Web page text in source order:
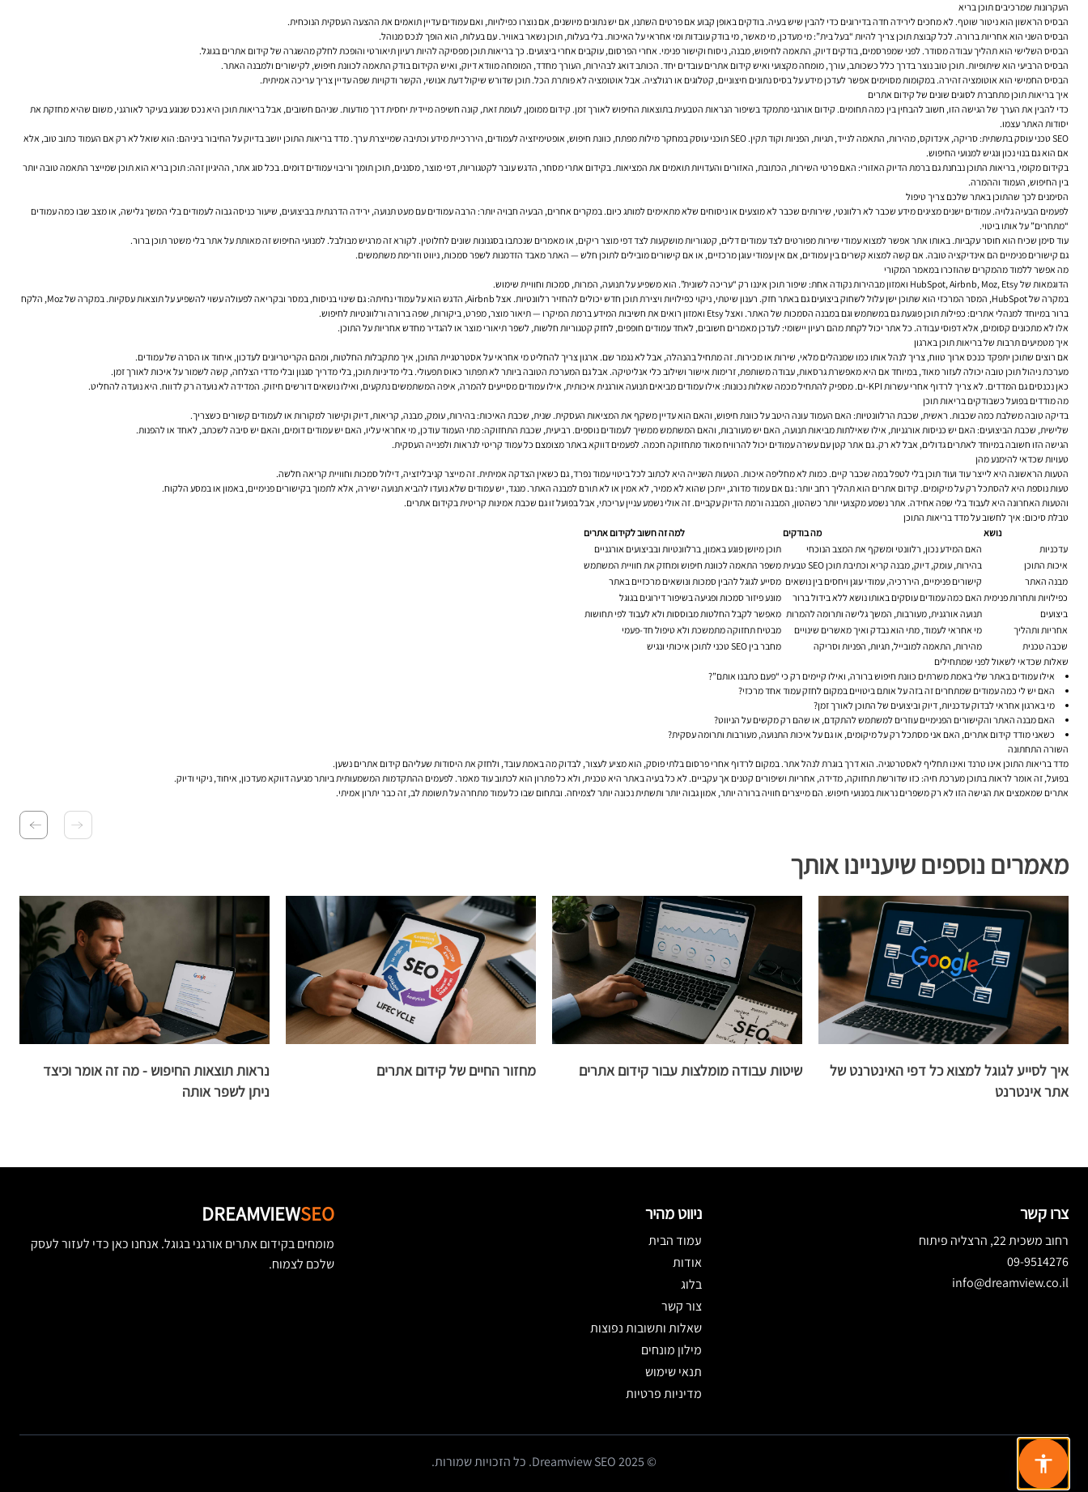
העקרונות שמרכיבים תוכן בריא
הבסיס הראשון הוא ניטור שוטף. לא מחכים לירידה חדה בדירוגים כדי להבין שיש בעיה. בודקים באופן קבוע אם פרטים השתנו, אם יש נתונים מיושנים, אם נוצרו כפילויות, ואם עמודים עדיין תואמים את ההצעה העסקית הנוכחית.
הבסיס השני הוא אחריות ברורה. לכל קבוצת תוכן צריך להיות “בעל בית”: מי מעדכן, מי מאשר, מי בודק עובדות ומי אחראי על האיכות. בלי בעלות, תוכן נשאר באוויר. עם בעלות, הוא הופך לנכס מנוהל.
הבסיס השלישי הוא תהליך עבודה מסודר. לפני שמפרסמים, בודקים דיוק, התאמה לחיפוש, מבנה, ניסוח וקישור פנימי. אחרי הפרסום, עוקבים אחרי ביצועים. כך בריאות תוכן מפסיקה להיות רעיון תיאורטי והופכת לחלק מהשגרה של קידום אתרים בגוגל.
הבסיס הרביעי הוא שיתופיות. תוכן טוב נוצר בדרך כלל כשכותב, עורך, מומחה מקצועי ואיש קידום אתרים עובדים יחד. הכותב דואג לבהירות, העורך מחדד, המומחה מוודא דיוק, ואיש הקידום בודק התאמה לכוונת חיפוש, לקישורים ולמבנה האתר.
הבסיס החמישי הוא אוטומציה זהירה. במקומות מסוימים אפשר לעדכן מידע על בסיס נתונים חיצוניים, קטלוגים או רגולציה. אבל אוטומציה לא פותרת הכל. תוכן שדורש שיקול דעת אנושי, הקשר ודקויות שפה עדיין צריך עריכה אמיתית.
איך בריאות תוכן מתחברת לסוגים שונים של קידום אתרים
כדי להבין את הערך של הגישה הזו, חשוב להבחין בין כמה תחומים. קידום אורגני מתמקד בשיפור הנראות הטבעית בתוצאות החיפוש לאורך זמן. קידום ממומן, לעומת זאת, קונה חשיפה מיידית יחסית דרך מודעות. שניהם חשובים, אבל בריאות תוכן היא נכס שנוגע בעיקר לאורגני, משום שהיא מחזקת את
יסודות האתר עצמו.
SEO טכני עוסק בתשתית: סריקה, אינדוקס, מהירות, התאמה לנייד, תגיות, הפניות וקוד תקין. SEO תוכני עוסק במחקר מילות מפתח, כוונת חיפוש, אופטימיזציה לעמודים, היררכיית מידע וכתיבה שמייצרת ערך. מדד בריאות התוכן יושב בדיוק על החיבור ביניהם: הוא שואל לא רק אם העמוד כתוב טוב, אלא
אם הוא גם בנוי נכון ונגיש למנועי החיפוש.
בקידום מקומי, בריאות התוכן נבחנת גם ברמת הדיוק האזורי: האם פרטי השירות, הכתובת, האזורים והעדויות תואמים את המציאות. בקידום אתרי מסחר, הדגש עובר לקטגוריות, דפי מוצר, מסננים, תוכן תומך וריבוי עמודים דומים. בכל סוג אתר, ההיגיון זהה: תוכן בריא הוא תוכן שמייצר התאמה טובה יותר
בין החיפוש, העמוד וההמרה.
הסימנים לכך שהתוכן באתר שלכם צריך טיפול
לפעמים הבעיה גלויה. עמודים ישנים מציגים מידע שכבר לא רלוונטי, שירותים שכבר לא מוצעים או ניסוחים שלא מתאימים למותג כיום. במקרים אחרים, הבעיה חבויה יותר: הרבה עמודים עם מעט תנועה, ירידה הדרגתית בביצועים, שיעור כניסה גבוה לעמודים בלי המשך גלישה, או מצב שבו כמה עמודים
“מתחרים” על אותו ביטוי.
עוד סימן שכיח הוא חוסר עקביות. באותו אתר אפשר למצוא עמודי שירות מפורטים לצד עמודים דלים, קטגוריות מושקעות לצד דפי מוצר ריקים, או מאמרים שנכתבו בסגנונות שונים לחלוטין. לקורא זה מרגיש מבולבל. למנועי החיפוש זה מאותת על אתר בלי משטר תוכן ברור.
גם קישורים פנימיים הם אינדיקציה טובה. אם קשה למצוא קשרים בין עמודים, אם אין עמודי עוגן מרכזיים, או אם קישורים מובילים לתוכן חלש — האתר מאבד הזדמנות לשפר סמכות, ניווט וזרימת משתמשים.
מה אפשר ללמוד מהמקרים שהוזכרו במאמר המקורי
הדוגמאות של HubSpot, Airbnb, Moz, Etsy ואמזון מבהירות נקודה אחת: שיפור תוכן איננו רק “עריכה לשונית”. הוא משפיע על תנועה, המרות, סמכות וחוויית שימוש.
במקרה של HubSpot, המסר המרכזי הוא שתוכן ישן עלול לשחוק ביצועים גם באתר חזק. רענון שיטתי, ניקוי כפילויות ויצירת תוכן חדש יכולים להחזיר רלוונטיות. אצל Airbnb, הדגש הוא על עמודי נחיתה: גם שינוי בניסוח, במסר ובקריאה לפעולה עשוי להשפיע על תוצאות עסקיות. במקרה של Moz, הלקח
ברור במיוחד למנהלי אתרים: כפילות תוכן פוגעת גם במשתמש וגם במבנה הסמכות של האתר. ואצל Etsy ואמזון רואים את חשיבות המידע ברמת המיקרו — תיאור מוצר, מפרט, ביקורות, שפה ברורה ורלוונטיות לחיפוש.
אלו לא מתכונים קסומים, אלא דפוסי עבודה. כל אתר יכול לקחת מהם רעיון יישומי: לעדכן מאמרים חשובים, לאחד עמודים חופפים, לחזק קטגוריות חלשות, לשפר תיאורי מוצר או להגדיר מחדש אחריות על התוכן.
איך מטמיעים תרבות של בריאות תוכן בארגון
אם רוצים שתוכן יתפקד כנכס ארוך טווח, צריך לנהל אותו כמו שמנהלים מלאי, שירות או מכירות. זה מתחיל בהנהלה, אבל לא נגמר שם. ארגון צריך להחליט מי אחראי על אסטרטגיית התוכן, איך מתקבלות החלטות, ומהם הקריטריונים לעדכון, איחוד או הסרה של עמודים.
מערכת ניהול תוכן טובה יכולה לעזור מאוד, במיוחד אם היא מאפשרת גרסאות, עבודה משותפת, זרימות אישור ושילוב כלי אנליטיקה. אבל גם המערכת הטובה ביותר לא תפתור כאוס תפעולי. בלי מדיניות תוכן, בלי מדריך סגנון ובלי מדדי הצלחה, קשה לשמור על איכות לאורך זמן.
כאן נכנסים גם המדדים. לא צריך לרדוף אחרי עשרות KPI-ים. מספיק להתחיל מכמה שאלות נכונות: אילו עמודים מביאים תנועה אורגנית איכותית, אילו עמודים מסייעים להמרה, איפה המשתמשים נתקעים, ואילו נושאים דורשים חיזוק. המדידה לא נועדה רק לדווח. היא נועדה להחליט.
מה מודדים בפועל כשבודקים בריאות תוכן
בדיקה טובה משלבת כמה שכבות. ראשית, שכבת הרלוונטיות: האם העמוד עונה היטב על כוונת חיפוש, והאם הוא עדיין משקף את המציאות העסקית. שנית, שכבת האיכות: בהירות, עומק, מבנה, קריאות, דיוק וקישור למקורות או לעמודים קשורים כשצריך.
שלישית, שכבת הביצועים: האם יש כניסות אורגניות, אילו שאילתות מביאות תנועה, האם יש מעורבות, והאם המשתמש ממשיך לעמודים נוספים. רביעית, שכבת התחזוקה: מתי העמוד עודכן, מי אחראי עליו, האם יש עמודים דומים, והאם יש סיבה לשכתב, לאחד או להפנות.
הגישה הזו חשובה במיוחד לאתרים גדולים, אבל לא רק. גם אתר קטן עם עשרה עמודים יכול להרוויח מאוד מתחזוקה חכמה. לפעמים דווקא באתר מצומצם כל עמוד קריטי לנראות ולפנייה העסקית.
טעויות שכדאי להימנע מהן
הטעות הראשונה היא לייצר עוד ועוד תוכן בלי לטפל במה שכבר קיים. כמות לא מחליפה איכות. הטעות השנייה היא לכתוב לכל ביטוי עמוד נפרד, גם כשאין הצדקה אמיתית. זה מייצר קניבליזציה, דילול סמכות וחוויית קריאה חלשה.
טעות נוספת היא להסתכל רק על מיקומים. קידום אתרים הוא תהליך רחב יותר: גם אם עמוד מדורג, ייתכן שהוא לא ממיר, לא אמין או לא תורם למבנה האתר. מנגד, יש עמודים שלא נועדו להביא תנועה ישירה, אלא לתמוך בקישורים פנימיים, באמון או במסע הלקוח.
והטעות האחרונה היא לעבוד בלי שפה אחידה. אתר נשמע מקצועי יותר כשהטון, המבנה ורמת הדיוק עקביים. זה אולי נשמע עניין עריכתי, אבל בפועל זו גם שכבת אמינות קריטית בקידום אתרים.
טבלת סיכום: איך לחשוב על מדד בריאות התוכן
נושא
מה בודקים
למה זה חשוב לקידום אתרים
עדכניות
האם המידע נכון, רלוונטי ומשקף את המצב הנוכחי
תוכן מיושן פוגע באמון, ברלוונטיות ובביצועים אורגניים
איכות התוכן
בהירות, עומק, דיוק, מבנה קריא וכתיבת תוכן SEO טבעית
משפר התאמה לכוונת חיפוש ומחזק את חוויית המשתמש
מבנה האתר
קישורים פנימיים, היררכיה, עמודי עוגן ויחסים בין נושאים מסייע לגוגל להבין סמכות ונושאים מרכזיים באתר
כפילויות ותחרות פנימית האם כמה עמודים עוסקים באותו נושא ללא בידול ברור
מונע פיזור סמכות ופגיעה בשיפור דירוגים בגוגל
ביצועים
תנועה אורגנית, מעורבות, המשך גלישה ותרומה להמרות מאפשר לקבל החלטות מבוססות ולא לעבוד לפי תחושות
אחריות ותהליך
מי אחראי לעמוד, מתי הוא נבדק ואיך מאשרים שינויים
מבטיח תחזוקה מתמשכת ולא טיפול חד-פעמי
שכבה טכנית
מהירות, התאמה למובייל, תגיות, הפניות וסריקה
מחבר בין SEO טכני לתוכן איכותי ונגיש
שאלות שכדאי לשאול לפני שמתחילים
אילו עמודים באתר שלי באמת משרתים כוונת חיפוש ברורה, ואילו קיימים רק כי “פעם כתבנו אותם”?
האם יש לי כמה עמודים שמתחרים זה בזה על אותם ביטויים במקום לחזק עמוד אחד מרכזי?
מי בארגון אחראי לבדוק עדכניות, דיוק וביצועים של התוכן לאורך זמן?
האם מבנה האתר והקישורים הפנימיים עוזרים למשתמש להתקדם, או שהם רק מקשים על הניווט?
כשאני מודד קידום אתרים, האם אני מסתכל רק על מיקומים, או גם על איכות התנועה, מעורבות ותרומה עסקית?
השורה התחתונה
מדד בריאות התוכן אינו טרנד ואינו תחליף לאסטרטגיה. הוא דרך בוגרת לנהל אתר. במקום לרדוף אחרי פרסום בלתי פוסק, הוא מציע לעצור, לבדוק מה באמת עובד, ולחזק את היסודות שעליהם קידום אתרים נשען.
בפועל, זה אומר לראות בתוכן מערכת חיה: כזו שדורשת תחזוקה, מדידה, אחריות ושיפורים קטנים אך עקביים. לא כל בעיה באתר היא טכנית, ולא כל פתרון הוא לכתוב עוד מאמר. לפעמים ההתקדמות המשמעותית ביותר מגיעה דווקא מעדכון, איחוד, ניקוי ודיוק.
אתרים שמאמצים את הגישה הזו לא רק משפרים נראות במנועי חיפוש. הם מייצרים חוויה ברורה יותר, אמון גבוה יותר ותשתית נכונה יותר לצמיחה. ובתחום שבו כל עמוד מתחרה על תשומת לב, זה כבר יתרון אמיתי.
מאמרים נוספים שיעניינו אותך
איך לסייע לגוגל למצוא כל דפי האינטרנט של
אתר אינטרנט
שיטות עבודה מומלצות עבור קידום אתרים מחזור החיים של קידום אתרים
נראות תוצאות החיפוש - מה זה אומר וכיצד
ניתן לשפר אותה
צרו קשר
רחוב משכית 22, הרצליה פיתוח
09-9514276
info@dreamview.co.il
ניווט מהיר
עמוד הבית
אודות
בלוג
צור קשר
שאלות ותשובות נפוצות
מילון מונחים
תנאי שימוש
מדיניות פרטיות
DREAMVIEWSEO
מומחים בקידום אתרים אורגני בגוגל. אנחנו כאן כדי לעזור לעסק
שלכם לצמוח.
© 2025 Dreamview SEO. כל הזכויות שמורות.